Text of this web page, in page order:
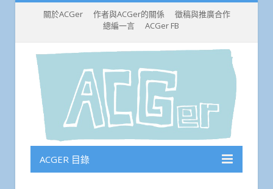
關於ACGer 作者與ACGer的關係
徵稿與推廣合作
總編一言
ACGer FB
ACGER 目錄